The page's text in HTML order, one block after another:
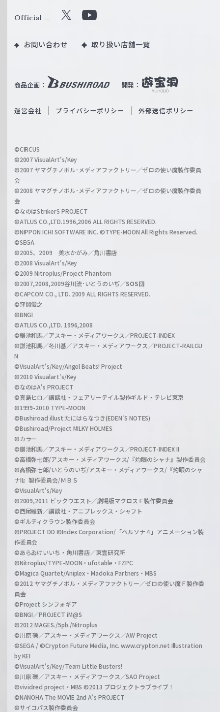
ル
W
ß
c
a
r
z
商品企画： 開発：
Official X
u
b
O
i
l
h
a
n
l
お問い合わせ 取り扱い店舗一覧
運営会社 プライバシーポリシー 外部送信ポリシー
©CIRCUS
©2007 VisualArt's/Key
©2007 ヤマグチノボル･メディアファクトリー／ゼロの使い魔製作委員
会
©2008 ヤマグチノボル･メディアファクトリー／ゼロの使い魔製作委員
会
©なのはStrikerS PROJECT
©ATLUS CO.,LTD.1996,2006 ALL RIGHTS RESERVED.
©NIPPON ICHI SOFTWARE INC. ©TYPE-MOON All Rights Reserved.
©SEGA
©2005、2009 美水かがみ／角川書店
©2008 VisualArt's/Key
©2009 Nitroplus/Project Phantom
©2007,2008,2009谷川流･いとうのいぢ／SOS団
©CAPCOM CO., LTD. 2009 ALL RIGHTS RESERVED.
©窪岡俊之
©BNGI
©ATLUS CO.,LTD. 1996,2008
©鎌池和馬／アスキー・メディアワークス／PROJECT-INDEX
©鎌池和馬／冬川基／アスキー・メディアワークス／PROJECT-RAILGU
N
©VisualArt's/Key/Angel Beats! Project
©2010 Visualart's/Key
©なのはA's PROJECT
©真島ヒロ／講談社・フェアリーテイル製作ギルド・テレビ東京
©1999-2010 TYPE-MOON
©Bushiroad illust:たにはらなつき(EDEN'S NOTES)
©Bushiroad/Project MILKY HOLMES
©カラー
©鎌池和馬／アスキー・メディアワークス／PROJECT-INDEX II
©高橋弥七郎/アスキー・メディアワークス/『灼眼のシャナ』製作委員会
©高橋弥七郎/いとうのいぢ/アスキー・メディアワークス/『灼眼のシャ
ナII』製作委員会/ＭＢＳ
©VisualArt's/Key
©2009,2011 ビックウエスト／劇場版マクロスＦ製作委員会
©西尾維新／講談社・アニプレックス・シャフト
©ギルティクラウン製作委員会
©PROJECT DD ©Index Corporation/「ペルソナ４」アニメーション製
作委員会
©あらゐけいいち・角川書店／東雲研究所
©Nitroplus/TYPE-MOON・ufotable・FZPC
©Magica Quartet/Aniplex・Madoka Partners・MBS
©2012 ヤマグチノボル・メディアファクトリー／ゼロの使い魔Ｆ製作委
員会
©Project シンフォギア
©BNGI／PROJECT iM@S
©2012 MAGES./5pb./Nitroplus
©川原 礫／アスキー・メディアワークス／AW Project
©SEGA / ©Crypton Future Media, Inc. www.crypton.net Illustration
by KEI
©VisualArt's/Key/Team Little Busters!
©川原 礫／アスキー・メディアワークス／SAO Project
©vividred project・MBS ©2013 プロジェクトラブライブ！
©NANOHA The MOVIE 2nd A's PROJECT
©サイコパス製作委員会